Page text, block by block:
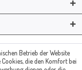
| Westring 2 | 45659
Betrieb der Website
die den Komfort bei